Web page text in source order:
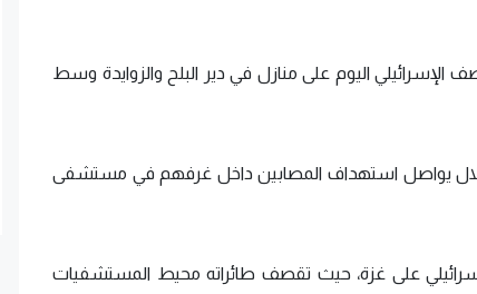
اليوم على منازل في دير البلح والزوايدة وسط
يواصل استهداف المصابين داخل غرفهم في مستشفى
الإسرائيلي على غزة، حيث تقصف طائراته محيط المستشفيات